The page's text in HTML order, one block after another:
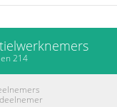
214